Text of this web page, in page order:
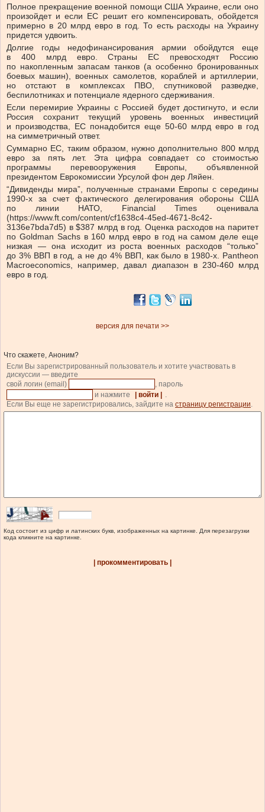
Полное прекращение военной помощи США Украине, если оно
произойдет и если ЕС решит его компенсировать, обойдется
примерно в 20 млрд евро в год. То есть расходы на Украину
придется удвоить.
Долгие годы недофинансирования армии обойдутся еще
в 400 млрд евро. Страны ЕС превосходят Россию
по накопленным запасам танков (а особенно бронированных
боевых машин), военных самолетов, кораблей и артиллерии,
но отстают в комплексах ПВО, спутниковой разведке,
беспилотниках и потенциале ядерного сдерживания.
Если перемирие Украины с Россией будет достигнуто, и если
Россия сохранит текущий уровень военных инвестиций
и производства, ЕС понадобится еще 50-60 млрд евро в год
на симметричный ответ.
Суммарно ЕС, таким образом, нужно дополнительно 800 млрд
евро за пять лет. Эта цифра совпадает со стоимостью
программы перевооружения Европы, объявленной
президентом Еврокомиссии Урсулой фон дер Ляйен.
“Дивиденды мира”, полученные странами Европы с середины
1990-х за счет фактического делегирования обороны США
по линии НАТО, Financial Times оценивала
(https://www.ft.com/content/cf1638c4-45ed-4671-8c42-
3136e7bda7d5) в $387 млрд в год. Оценка расходов на паритет
по Goldman Sachs в 160 млрд евро в год на самом деле еще
низкая — она исходит из роста военных расходов “только”
до 3% ВВП в год, а не до 4% ВВП, как было в 1980-х. Pantheon
Macroeconomics, например, давал диапазон в 230-460 млрд
евро в год.
версия для печати >>
Что скажете, Аноним?
Если Вы зарегистрированный пользователь и хотите участвовать в
дискуссии — введите
свой логин (email)
, пароль
и нажмите
| войти |
.
Если Вы еще не зарегистрировались, зайдите на страницу регистрации.
Код состоит из цифр и латинских букв, изображенных на картинке. Для перезагрузки
кода кликните на картинке.
| прокомментировать |